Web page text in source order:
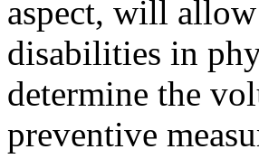
aspect, will
disabilities in
determine the
preventive